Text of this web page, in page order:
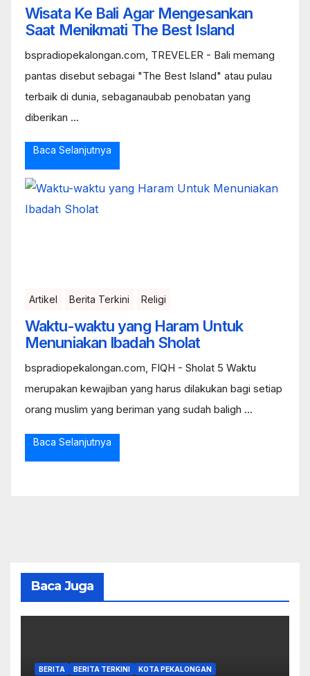
Wisata Ke Bali Agar Mengesankan
Saat Menikmati The Best Island
bspradiopekalongan.com, TREVELER - Bali memang
pantas disebut sebagai "The Best Island" atau pulau
terbaik di dunia, sebaganaubab penobatan yang
diberikan ...
Baca Selanjutnya
Artikel Berita Terkini Religi
Waktu-waktu yang Haram Untuk
Menuniakan Ibadah Sholat
bspradiopekalongan.com, FIQH - Sholat 5 Waktu
merupakan kewajiban yang harus dilakukan bagi setiap
orang muslim yang beriman yang sudah baligh ...
Baca Selanjutnya
Baca Juga
BERITA BERITA TERKINI KOTA PEKALONGAN